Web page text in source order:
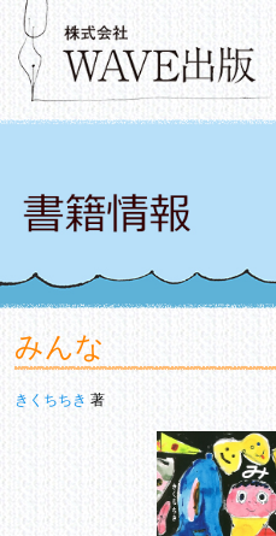
みんな
きくちちき 著